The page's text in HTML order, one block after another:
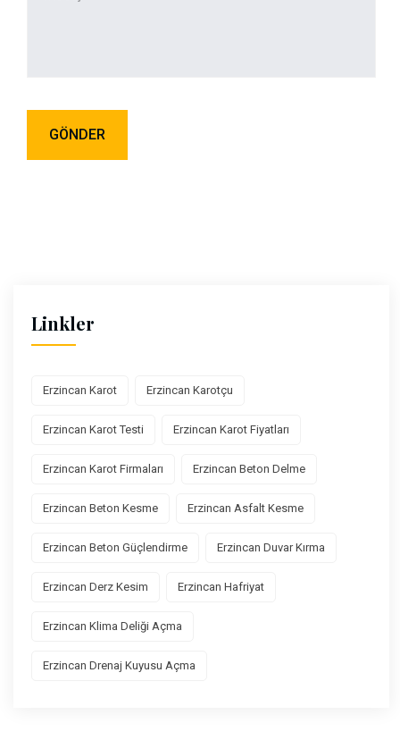
Linkler
Erzincan Karot Erzincan Karotçu
Erzincan Karot Testi Erzincan Karot Fiyatları
Erzincan Karot Firmaları Erzincan Beton Delme
Erzincan Beton Kesme Erzincan Asfalt Kesme
Erzincan Beton Güçlendirme Erzincan Duvar Kırma
Erzincan Derz Kesim Erzincan Hafriyat
Erzincan Klima Deliği Açma
Erzincan Drenaj Kuyusu Açma